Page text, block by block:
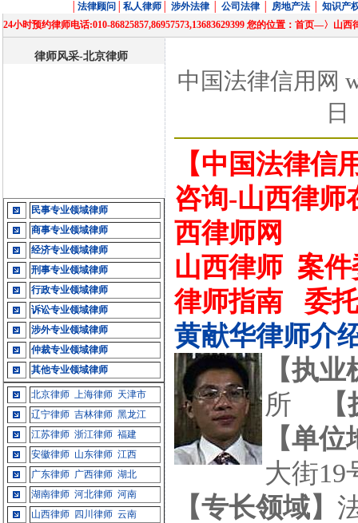
法律顾问 私人律师 涉外法律 公司法律 房地产法
知识产
24小时预约律师电话:010-86825857,86957573,13683629399 您的位置：首页—〉山
律师风采-北京律师
民事专业领域律师
商事专业领域律师
经济专业领域律师
刑事专业领域律师
行政专业领域律师
诉讼专业领域律师
涉外专业领域律师
仲裁专业领域律师
其他专业领域律师
北京律师 上海律师 天津市
辽宁律师 吉林律师 黑龙江
江苏律师 浙江律师 福建
安徽律师 山东律师 江西
广东律师 广西律师 湖北
湖南律师 河北律师 河南
山西律师
四川律师 云南
中国法律信用网
【中国法律信
咨询-山西律师
西律师网
山西律师 案
律师指南
委
黄献华律师介
【执
所
【单
大街19
【专长领域】